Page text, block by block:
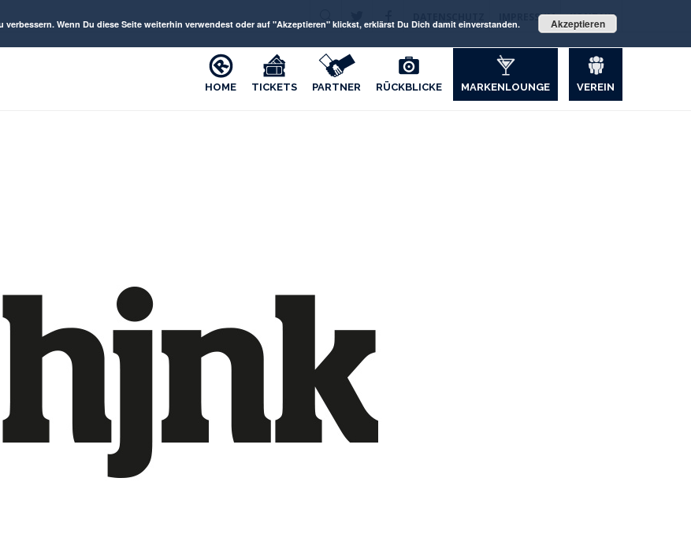
KONTAKT
IMPRESSUM
HOME TICKETS PARTNER RÜCKBLICKE MARKENLOUNGE VEREIN
verbessern. Wenn Du diese Seite weiterhin verwendest oder auf "Akzeptieren" klickst, erklärst Du Dich damit einverstanden. Akzeptieren